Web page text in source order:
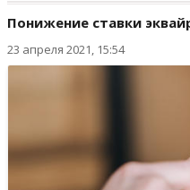
Понижение ставки
23 апреля 2021, 15:54